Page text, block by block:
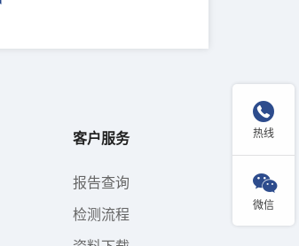
客户服务
报告查询
检测流程

热线

微信